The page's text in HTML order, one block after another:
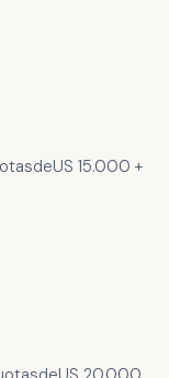
15.000 +